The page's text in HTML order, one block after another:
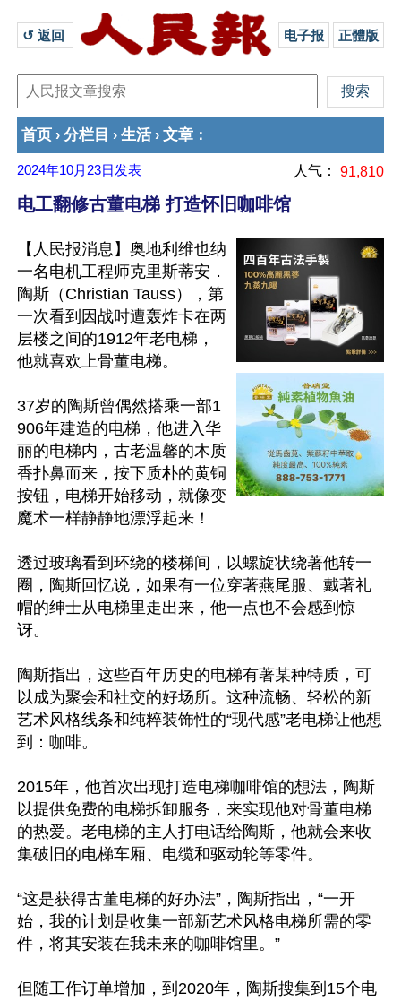
↺ 返回 电子报 正體版
首页 › 分栏目 › 生活 › 文章 ：
2024年10月23日 发表 人气： 91,810
电工翻修古董电梯 打造怀旧咖啡馆
【人民报消息】奥地利维也纳
一名电机工程师克里斯蒂安．
陶斯（Christian Tauss），第
一次看到因战时遭轰炸卡在两
层楼之间的1912年老电梯，
他就喜欢上骨董电梯。
37岁的陶斯曾偶然搭乘一部1
906年建造的电梯，他进入华
丽的电梯内，古老温馨的木质
香扑鼻而来，按下质朴的黄铜
按钮，电梯开始移动，就像变
魔术一样静静地漂浮起来！
透过玻璃看到环绕的楼梯间，以螺旋状绕著他转一
圈，陶斯回忆说，如果有一位穿著燕尾服、戴著礼
帽的绅士从电梯里走出来，他一点也不会感到惊
讶。
陶斯指出，这些百年历史的电梯有著某种特质，可
以成为聚会和社交的好场所。这种流畅、轻松的新
艺术风格线条和纯粹装饰性的“现代感”老电梯让他想
到：咖啡。
2015年，他首次出现打造电梯咖啡馆的想法，陶斯
以提供免费的电梯拆卸服务，来实现他对骨董电梯
的热爱。老电梯的主人打电话给陶斯，他就会来收
集破旧的电梯车厢、电缆和驱动轮等零件。
“这是获得古董电梯的好办法”，陶斯指出，“一开
始，我的计划是收集一部新艺术风格电梯所需的零
件，将其安装在我未来的咖啡馆里。”
但随工作订单增加，到2020年，陶斯搜集到15个电